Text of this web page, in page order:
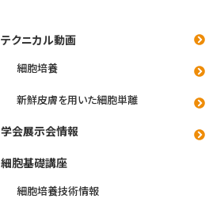
テクニカル動画
細胞培養
新鮮皮膚を用いた細胞単離
学会展示会情報
細胞基礎講座
細胞培養技術情報